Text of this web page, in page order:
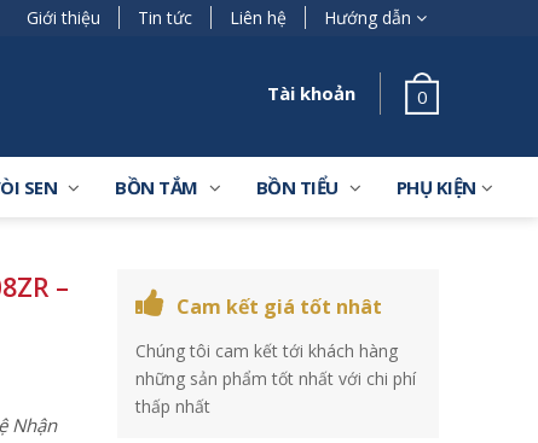
Giới thiệu Tin tức Liên hệ Hướng dẫn
Tài khoản 0
SEN BỒN TẮM BỒN TIỂU PHỤ KIỆN
–
Nhận
Cam kết giá tốt nhât
Chúng tôi cam kết tới khách hàng
những sản phẩm tốt nhất với chi phí
thấp nhất